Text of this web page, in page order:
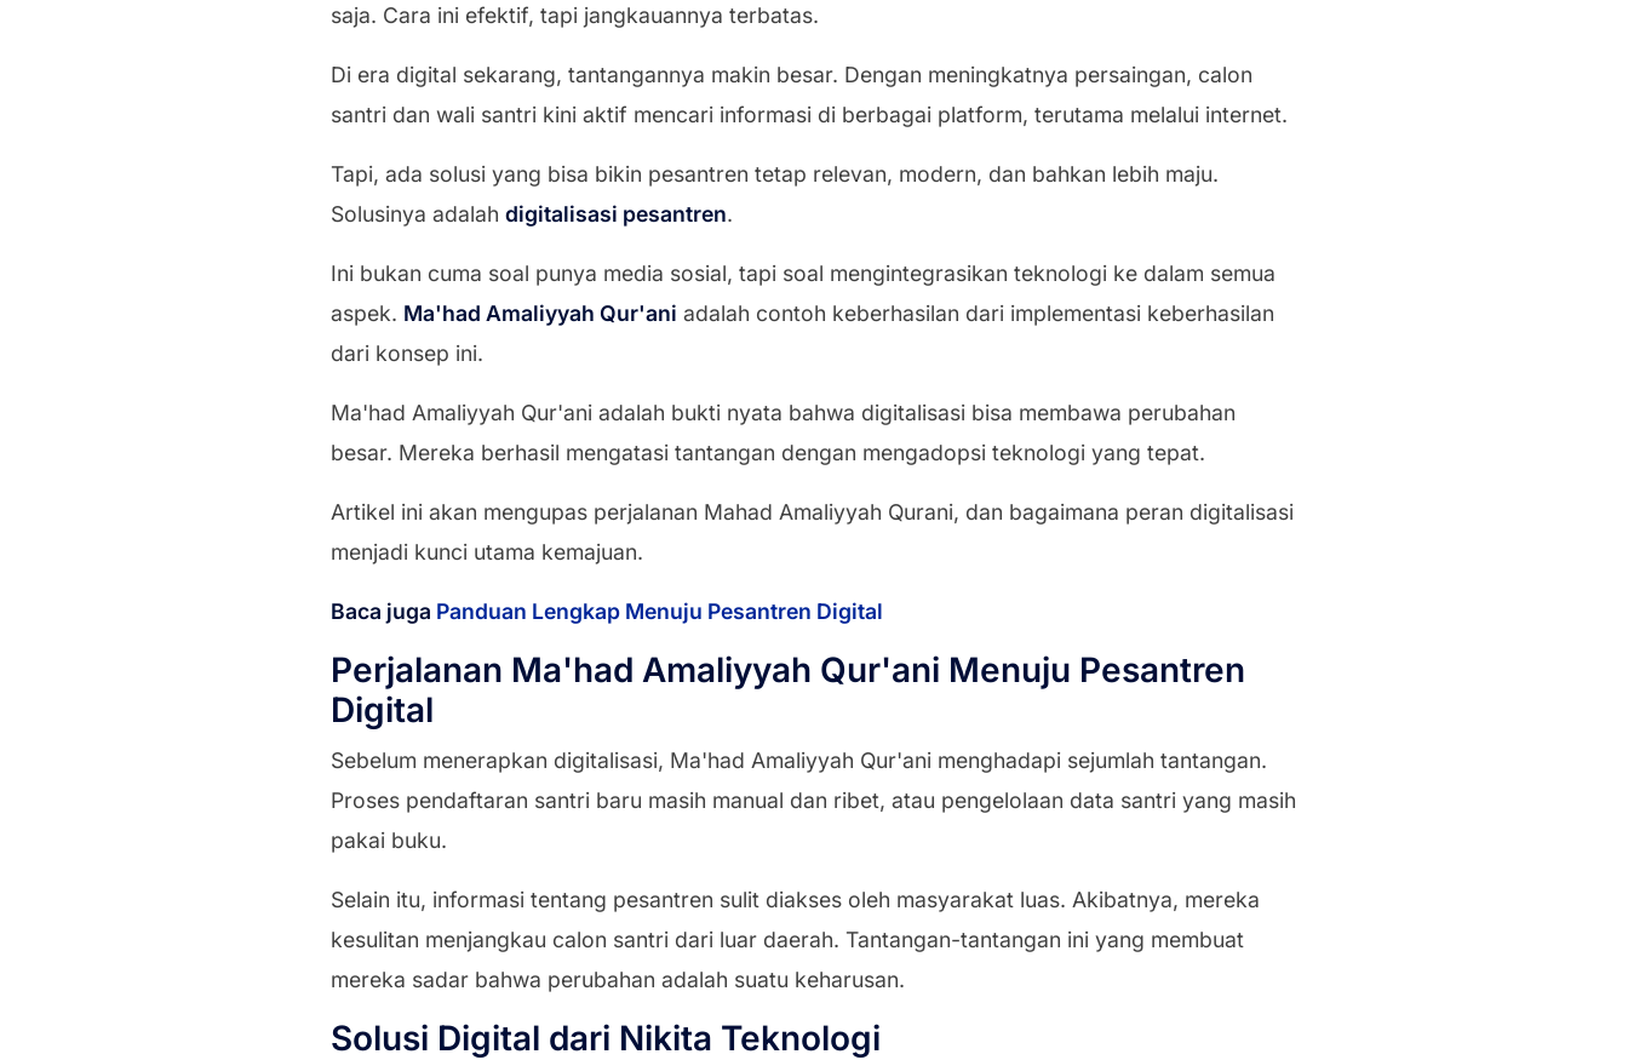
saja. Cara ini efektif, tapi jangkauannya terbatas.
Di era digital sekarang, tantangannya makin besar. Dengan meningkatnya persaingan, calon
santri dan wali santri kini aktif mencari informasi di berbagai platform, terutama melalui internet.
Tapi, ada solusi yang bisa bikin pesantren tetap relevan, modern, dan bahkan lebih maju.
Solusinya adalah digitalisasi pesantren.
Ini bukan cuma soal punya media sosial, tapi soal mengintegrasikan teknologi ke dalam semua
aspek. Ma'had Amaliyyah Qur'ani adalah contoh keberhasilan dari implementasi keberhasilan
dari konsep ini.
Ma'had Amaliyyah Qur'ani adalah bukti nyata bahwa digitalisasi bisa membawa perubahan
besar. Mereka berhasil mengatasi tantangan dengan mengadopsi teknologi yang tepat.
Artikel ini akan mengupas perjalanan Mahad Amaliyyah Qurani, dan bagaimana peran digitalisasi
menjadi kunci utama kemajuan.
Baca juga Panduan Lengkap Menuju Pesantren Digital
Perjalanan Ma'had Amaliyyah Qur'ani Menuju Pesantren
Digital
Sebelum menerapkan digitalisasi, Ma'had Amaliyyah Qur'ani menghadapi sejumlah tantangan.
Proses pendaftaran santri baru masih manual dan ribet, atau pengelolaan data santri yang masih
pakai buku.
Selain itu, informasi tentang pesantren sulit diakses oleh masyarakat luas. Akibatnya, mereka
kesulitan menjangkau calon santri dari luar daerah. Tantangan-tantangan ini yang membuat
mereka sadar bahwa perubahan adalah suatu keharusan.
Solusi Digital dari Nikita Teknologi